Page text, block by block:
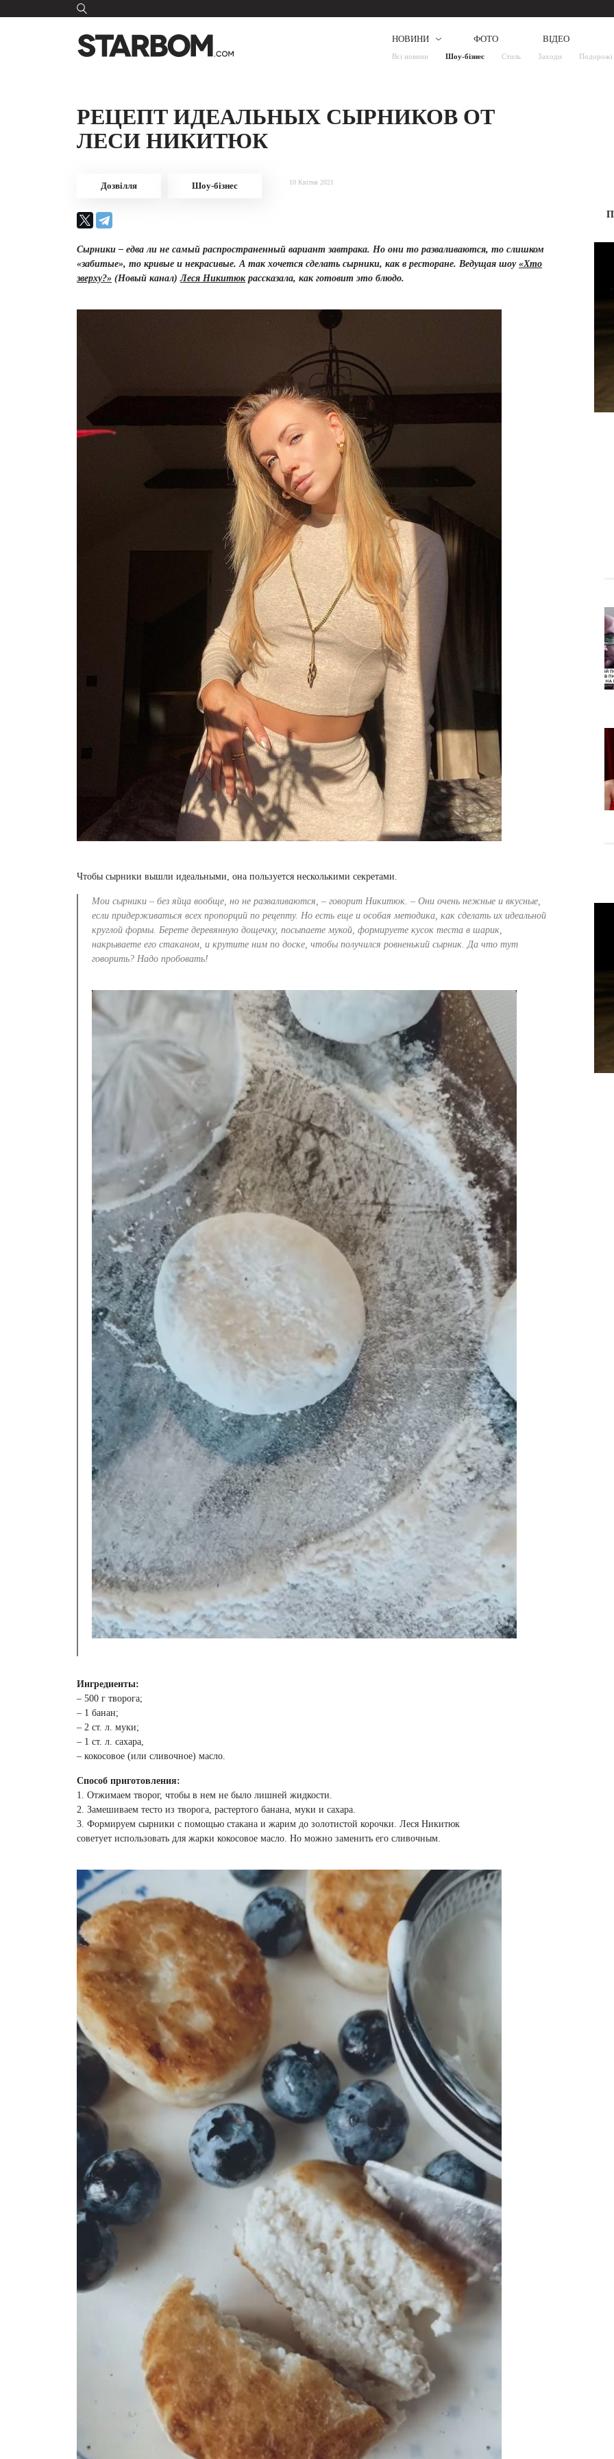
НОВИНИ
Всі новини Шоу-бізнес Стиль Заходи Подорожі
ФОТО ВІДЕО
РЕЦЕПТ ИДЕАЛЬНЫХ СЫРНИКОВ ОТ
ЛЕСИ НИКИТЮК
Дозвілля Шоу-бізнес 10 Квітня 2021
Сырники – едва ли не самый распространенный вариант завтрака. Но они то разваливаются, то слишком
«забитые», то кривые и некрасивые. А так хочется сделать сырники, как в ресторане. Ведущая шоу «Хто
зверху?» (Новый канал)Леся Никитюкрассказала, как готовит это блюдо.
Чтобы сырники вышли идеальными, она пользуется несколькими секретами.
Мои сырники – без яйца вообще, но не разваливаются, – говорит Никитюк. – Они очень нежные и вкусные,
если придерживаться всех пропорций по рецепту. Но есть еще и особая методика, как сделать их идеальной
круглой формы. Берете деревянную дощечку, посыпаете мукой, формируете кусок теста в шарик,
накрываете его стаканом, и крутите ним по доске, чтобы получился ровненький сырник. Да что тут
говорить? Надо пробовать!
Ингредиенты:
– 500 г творога;
– 1 банан;
– 2 ст. л. муки;
– 1 ст. л. сахара,
– кокосовое (или сливочное) масло.
Способ приготовления:
1. Отжимаем творог, чтобы в нем не было лишней жидкости.
2. Замешиваем тесто из творога, растертого банана, муки и сахара.
3. Формируем сырники с помощью стакана и жарим до золотистой корочки. Леся Никитюк
советует использовать для жарки кокосовое масло. Но можно заменить его сливочным.